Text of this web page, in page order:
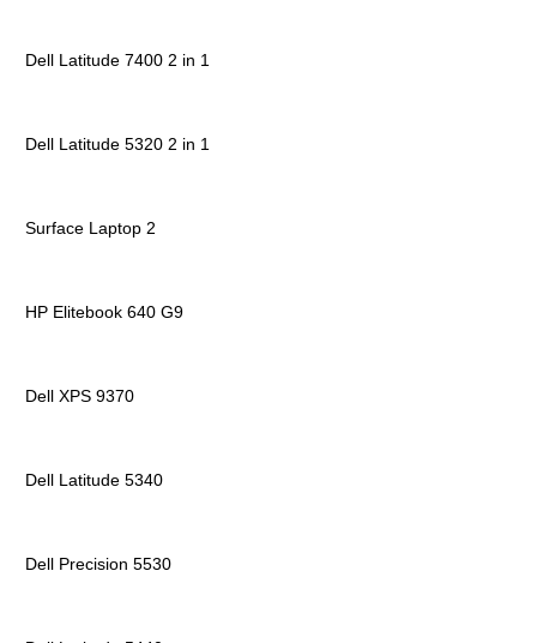
Dell Latitude 7400 2 in 1
Dell Latitude 5320 2 in 1
Surface Laptop 2
HP Elitebook 640 G9
Dell XPS 9370
Dell Latitude 5340
Dell Precision 5530